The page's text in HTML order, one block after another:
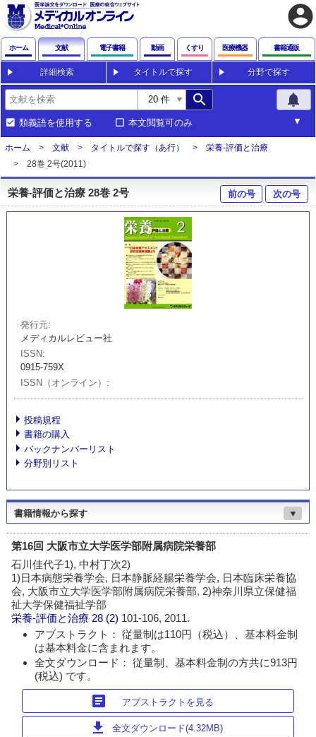
account_circle
ホーム 文献 電子書籍 動画 くすり 医療機器 書籍通販
詳細検索 タイトルで探す 分野で探す
search notifications
類義語を使用する 本文閲覧可のみ
ホーム 文献 タイトルで探す（あ行）
栄養-評価と治療
28巻 2号(2011)
栄養-評価と治療 28巻 2号 前の号 次の号
発行元
メディカルレビュー社
ISSN
0915-759X
ISSN（オンライン）
投稿規程
書籍の購入
バックナンバーリスト
分野別リスト
書籍情報から探す ▼
第16回 大阪市立大学医学部附属病院栄養部
石川佳代子1), 中村丁次2)
1)日本病態栄養学会, 日本静脈経腸栄養学会, 日本臨床栄養協
会, 大阪市立大学医学部附属病院栄養部, 2)神奈川県立保健福
祉大学保健福祉学部
栄養-評価と治療 28 (2) 101-106, 2011.
アブストラクト： 従量制は110円（税込）、基本料金制
は基本料金に含まれます。
全文ダウンロード： 従量制、基本料金制の方共に913円
(税込) です。
article アブストラクトを見る
download 全文ダウンロード(4.32MB)